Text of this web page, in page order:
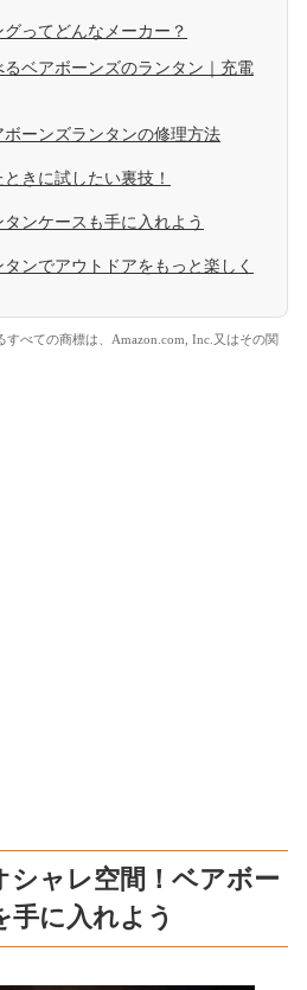
ってどんなメーカー？
ベアボーンズのランタン｜充電
ーンズランタンの修理方法
きに試したい裏技！
ンケースも手に入れよう
ンでアウトドアをもっと楽しく
べての商標は、Amazon.com, Inc.又はその関
シャレ空間！ベアボー
に入れよう